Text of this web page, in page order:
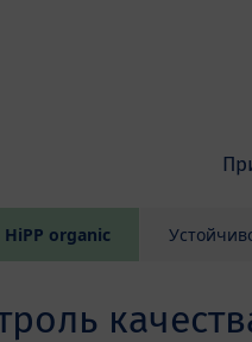
HiPP organic